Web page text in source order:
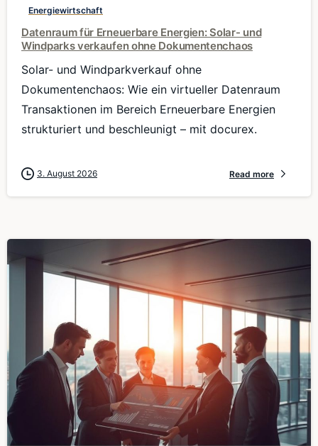
Energiewirtschaft
Datenraum für Erneuerbare Energien: Solar- und
Windparks verkaufen ohne Dokumentenchaos
Solar- und Windparkverkauf ohne
Dokumentenchaos: Wie ein virtueller Datenraum
Transaktionen im Bereich Erneuerbare Energien
strukturiert und beschleunigt – mit docurex.
3. August 2026 Read more